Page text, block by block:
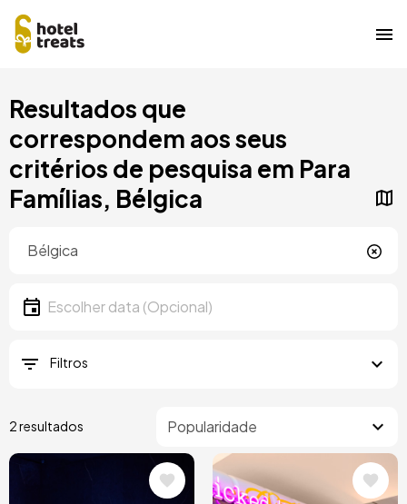
para
conteúdo
principal
Resultados que
correspondem aos seus
critérios de pesquisa em Para
Famílias, Bélgica
Data
Escolher data
Filtros
2 resultados
Imagem